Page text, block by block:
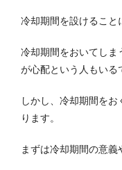
冷却期間を設けること
冷却期間をおいてしま
が心配という人もいる
しかし、冷却期間を
ります。
まずは冷却期間の意義